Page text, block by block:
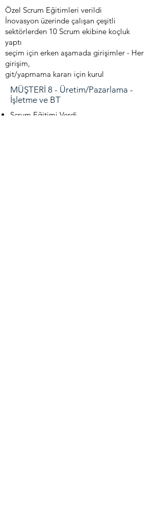
Özel Scrum Eğitimleri verildi
İnovasyon üzerinde çalışan çeşitli
sektörlerden 10 Scrum ekibine koçluk
yaptı
seçim için erken aşamada girişimler - Her
girişim,
git/yapmama kararı için kurul
MÜŞTERİ 8 - Üretim/Pazarlama -
İşletme ve BT
Scrum Eğitimi Verdi